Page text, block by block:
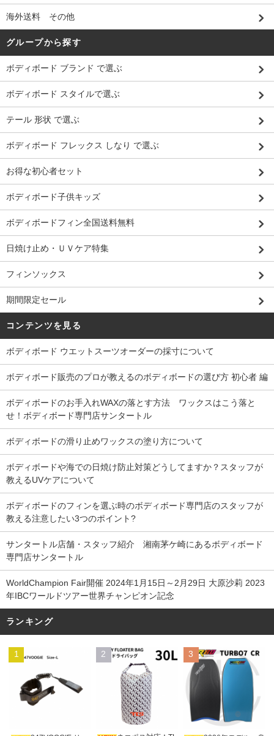
海外送料 その他
グループから探す
ボディボード ブランド で選ぶ
ボディボード スタイルで選ぶ
テール 形状 で選ぶ
ボディボード フレックス しなり で選ぶ
お得な初心者セット
ボディボード子供キッズ
ボディボードフィン全国送料無料
日焼け止め・ＵＶケア特集
フィンソックス
期間限定セール
コンテンツを見る
ボディボード ウエットスーツオーダーの採寸について
ボディボード販売のプロが教えるのボディボードの選び方 初心者 編
ボディボードのお手入れWAXの落とす方法 ワックスはこう落と
せ！ボディボード専門店サンタートル
ボディボードの滑り止めワックスの塗り方について
ボディボードや海での日焼け防止対策どうしてますか？スタッフが
教えるUVケアについて
ボディボードのフィンを選ぶ時のボディボード専門店のスタッフが
教える注意したい3つのポイント?
サンタートル店舗・スタッフ紹介 湘南茅ケ崎にあるボディボード
専門店サンタートル
WorldChampion Fair開催 2024年1月15日～2月29日 大原沙莉 2023
年IBCワールドツアー世界チャンピオン記念
ランキング
1 2 3